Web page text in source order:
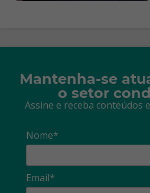
Mantenha-se
o setor
Assine e receba conteúdos
Nome*
Email*